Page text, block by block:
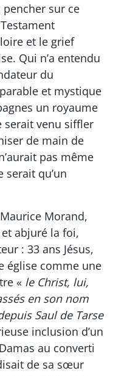
sur ce
et le grief
Qui n’a entendu
du
et mystique
un royaume
serait venu siffler
de main de
pas même
serait qu’un
Morand,
abjuré la foi,
: 33 ans Jésus,
église comme une
« le Christ, lui,
en son nom
Saul de Tarse
inclusion d’un
au converti
de sa sœur